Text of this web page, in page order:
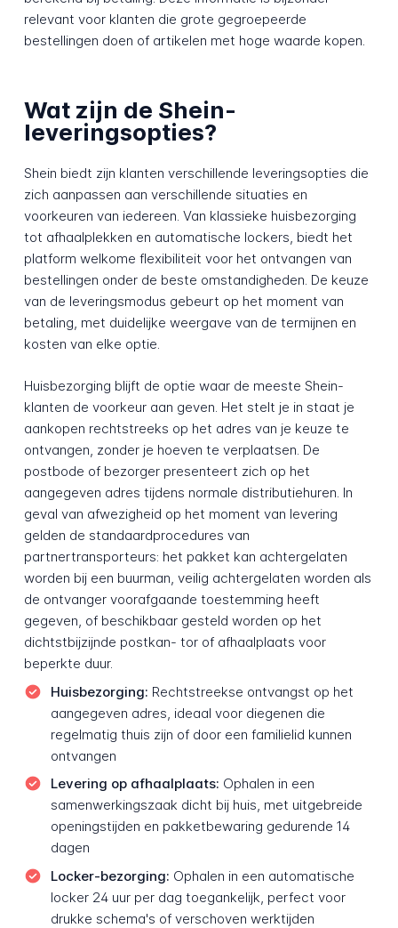
relevant voor klanten die grote gegroepeerde
bestellingen doen of artikelen met hoge waarde kopen.
Wat zijn de Shein-
leveringsopties?
Shein biedt zijn klanten verschillende leveringsopties die
zich aanpassen aan verschillende situaties en
voorkeuren van iedereen. Van klassieke huisbezorging
tot afhaalplekken en automatische lockers, biedt het
platform welkome flexibiliteit voor het ontvangen van
bestellingen onder de beste omstandigheden. De keuze
van de leveringsmodus gebeurt op het moment van
betaling, met duidelijke weergave van de termijnen en
kosten van elke optie.
Huisbezorging blijft de optie waar de meeste Shein-
klanten de voorkeur aan geven. Het stelt je in staat je
aankopen rechtstreeks op het adres van je keuze te
ontvangen, zonder je hoeven te verplaatsen. De
postbode of bezorger presenteert zich op het
aangegeven adres tijdens normale distributiehuren. In
geval van afwezigheid op het moment van levering
gelden de standaardprocedures van
partnertransporteurs: het pakket kan achtergelaten
worden bij een buurman, veilig achtergelaten worden als
de ontvanger voorafgaande toestemming heeft
gegeven, of beschikbaar gesteld worden op het
dichtstbijzijnde postkan- tor of afhaalplaats voor
beperkte duur.
Huisbezorging: Rechtstreekse ontvangst op het
aangegeven adres, ideaal voor diegenen die
regelmatig thuis zijn of door een familielid kunnen
ontvangen
Levering op afhaalplaats: Ophalen in een
samenwerkingszaak dicht bij huis, met uitgebreide
openingstijden en pakketbewaring gedurende 14
dagen
Locker-bezorging: Ophalen in een automatische
locker 24 uur per dag toegankelijk, perfect voor
drukke schema's of verschoven werktijden